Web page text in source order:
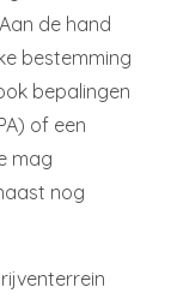
de hand
bestemming
bepalingen
of een
mag
nog